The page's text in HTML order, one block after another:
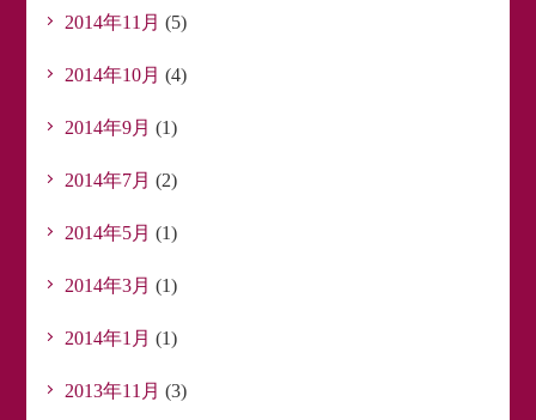
2014年11月 (5)
2014年10月 (4)
2014年9月 (1)
2014年7月 (2)
2014年5月 (1)
2014年3月 (1)
2014年1月 (1)
2013年11月 (3)